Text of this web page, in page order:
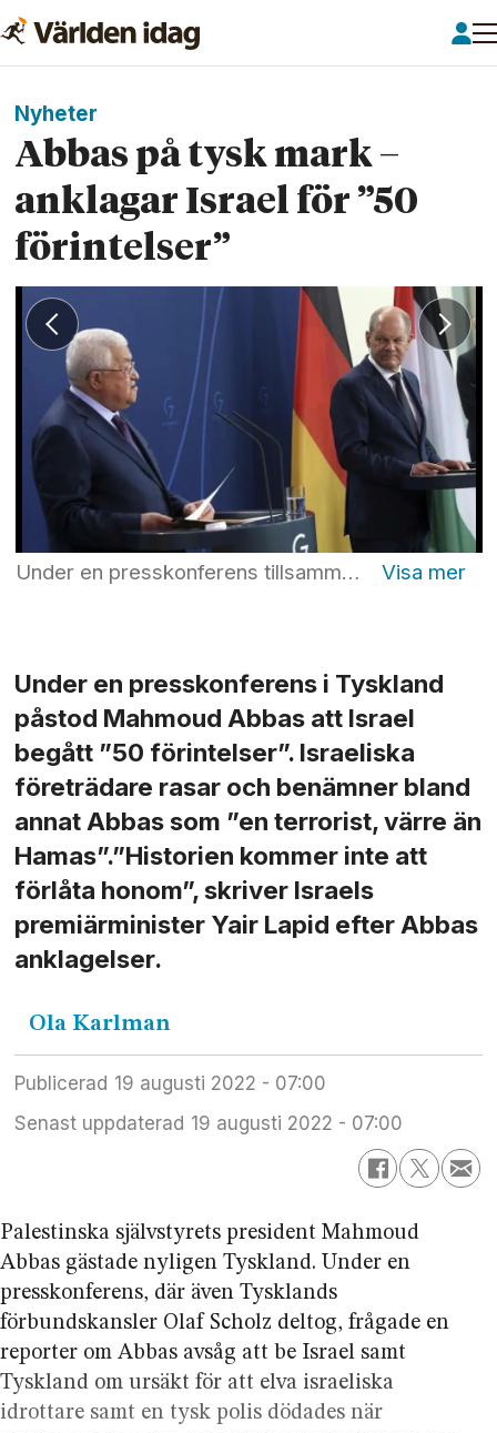
Nyheter
Abbas på tysk mark –
anklagar Israel för ”50
förintelser”
Under en presskonferens tillsammans med Tysklands förbundskansler Olaf Scholz, till höger, påstod Mahmoud Abbas att Israel begått förintelser på palestinier. Foto: Wolfgang Kumm/AP/TT
Under en presskonferens i Tyskland
påstod Mahmoud Abbas att Israel
begått ”50 förintelser”. Israeliska
företrädare rasar och benämner bland
annat Abbas som ”en terrorist, värre än
Hamas”.”Historien kommer inte att
förlåta honom”, skriver Israels
premiärminister Yair Lapid efter Abbas
anklagelser.
Ola Karlman
Publicerad
19 augusti 2022 - 07:00
Senast uppdaterad
19 augusti 2022 - 07:00
Palestinska självstyrets president Mahmoud
Abbas gästade nyligen Tyskland. Under en
presskonferens, där även Tysklands
förbundskansler Olaf Scholz deltog, frågade en
reporter om Abbas avsåg att be Israel samt
Tyskland om ursäkt för att elva israeliska
idrottare samt en tysk polis dödades när